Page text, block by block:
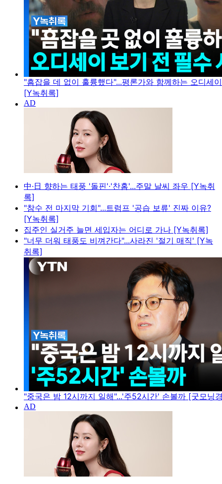
"흠잡을 데 없이 훌륭했다"...평론가와 함께하는 오디세
[Y녹취록]
中·日 향하는 태풍 '돌핀'·'찬홈'...주말 날씨 좌우 [Y녹취
록]
"참수 전 마지막 기회"...트럼프 '공습 보류' 진짜 이유?
[Y녹취록]
집주인 실거주 늘면 세입자는 어디로 가나 [Y녹취록]
"너무 더워 태풍도 비껴간다"...사라진 '절기 매직' [Y녹
취록]
"중국은 밤 12시까지 일해"...'주52시간' 손볼까 [굿모닝